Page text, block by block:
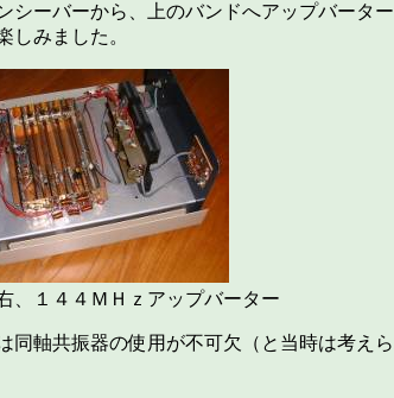
シーバーから、上のバンドへアップバー
しみました。
１４４ＭＨｚアップバーター
同軸共振器の使用が不可欠（と当時は考